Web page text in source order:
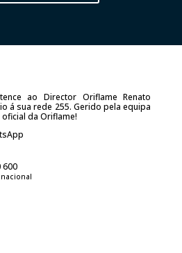
ao Director Oriflame Renato
á sua rede 255. Gerido pela equipa
da Oriflame!
600